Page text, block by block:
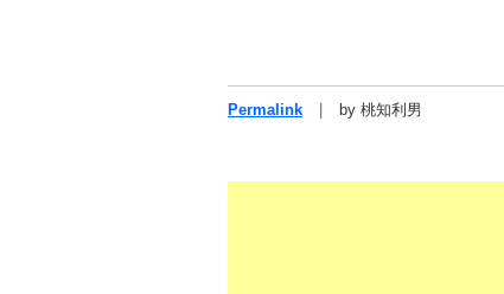
Permalink by 桃知利男